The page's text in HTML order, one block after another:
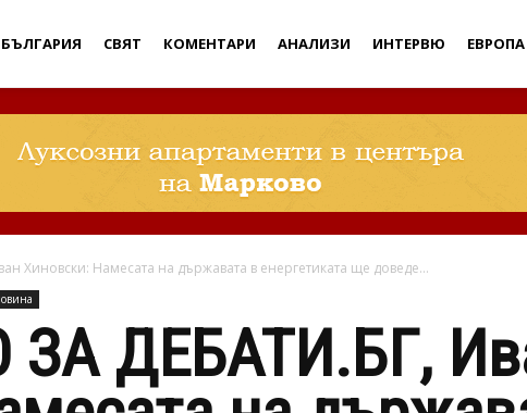
Дебати
БЪЛГАРИЯ СВЯТ КОМЕНТАРИ АНАЛИЗИ ИНТЕРВЮ ЕВРОПА
Хиновски: Намесата на държавата в енергетиката ще доведе...
ДЕБАТИ.БГ,